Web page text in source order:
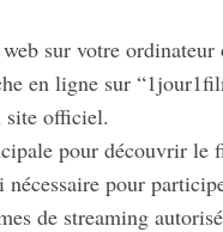
sur votre
en ligne sur
officiel.
pour découvrir le
nécessaire pour
de streaming